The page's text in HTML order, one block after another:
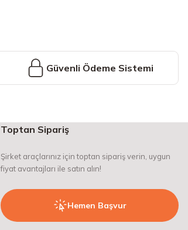
Güvenli Ödeme Sistemi
Toptan Sipariş
Şirket araçlarınız için toptan sipariş verin, uygun
fiyat avantajları ile satın alın!
Hemen Başvur